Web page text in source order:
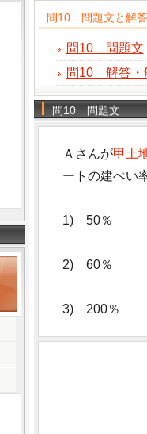
問10 問題文と解
問10 問題文
問10 解答・
問10 問題文
Ａさんが甲土
ートの建ぺい
1) 50％
2) 60％
3) 200％